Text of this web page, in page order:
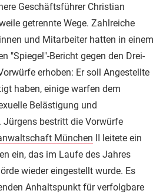
Geschäftsführer Christian
getrennte Wege. Zahlreiche
und Mitarbeiter hatten in einem
"Spiegel"-Bericht gegen den Drei-
erhoben: Er soll Angestellte
haben, einige warfen dem
Belästigung und
bestritt die Vorwürfe
München II leitete ein
ein, das im Laufe des Jahres
wieder eingestellt wurde. Es
Anhaltspunkt für verfolgbare